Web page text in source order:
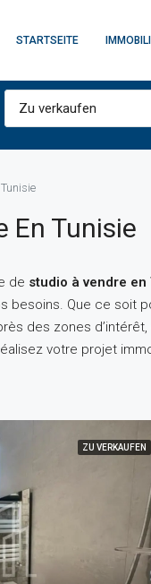
STARTSEITE
Zu verkaufen
En Tunisie
de studio à vendre en
besoins. Que ce soit
des zones
votre projet
ZU VERKAUFEN